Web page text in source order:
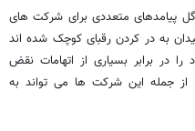
پیامدهای متعددی برای شرکت های
به در کردن رقبای کوچک شده اند
را در برابر بسیاری از اتهامات نقض
از جمله این شرکت ها می تواند به